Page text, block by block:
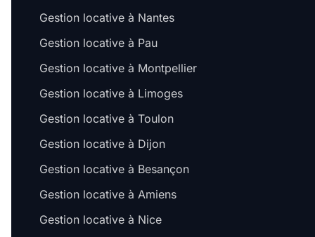
Gestion locative à Nantes
Gestion locative à Pau
Gestion locative à Montpellier
Gestion locative à Limoges
Gestion locative à Toulon
Gestion locative à Dijon
Gestion locative à Besançon
Gestion locative à Amiens
Gestion locative à Nice
Salut c'est nous...
les Cookies !
On a attendu d'être sûrs que le contenu de ce site vous intéresse